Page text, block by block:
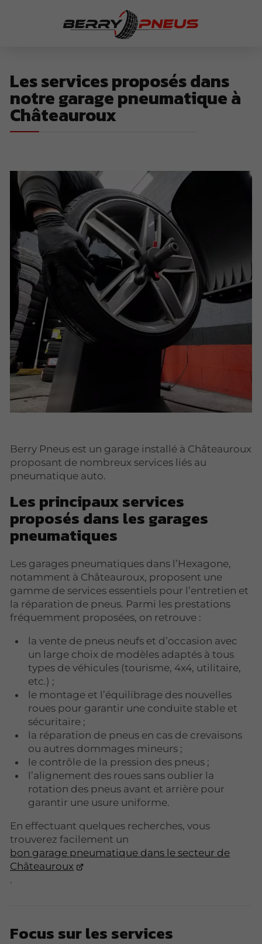
Les services proposés dans
notre garage pneumatique à
Châteauroux
Berry Pneus est un garage installé à Châteauroux
proposant de nombreux services liés au
pneumatique auto.
Les principaux services
proposés dans les garages
pneumatiques
Les garages pneumatiques dans l’Hexagone,
notamment à Châteauroux, proposent une
gamme de services essentiels pour l’entretien et
la réparation de pneus. Parmi les prestations
fréquemment proposées, on retrouve :
la vente de pneus neufs et d’occasion avec
un large choix de modèles adaptés à tous
types de véhicules (tourisme, 4x4, utilitaire,
etc.) ;
le montage et l’équilibrage des nouvelles
roues pour garantir une conduite stable et
sécuritaire ;
la réparation de pneus en cas de crevaisons
ou autres dommages mineurs ;
le contrôle de la pression des pneus ;
l’alignement des roues sans oublier la
rotation des pneus avant et arrière pour
garantir une usure uniforme.
En effectuant quelques recherches, vous
trouverez facilement un
bon garage pneumatique dans le secteur de
Châteauroux
.
Focus sur les services